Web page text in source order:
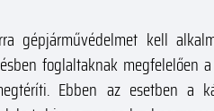
gépjárművédelmet kell
foglaltaknak megfelelően
Ebben az esetben a